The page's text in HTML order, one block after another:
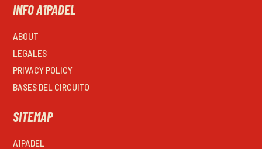
INFO A1PADEL
ABOUT
LEGALES
PRIVACY POLICY
BASES DEL CIRCUITO
SITEMAP
A1PADEL